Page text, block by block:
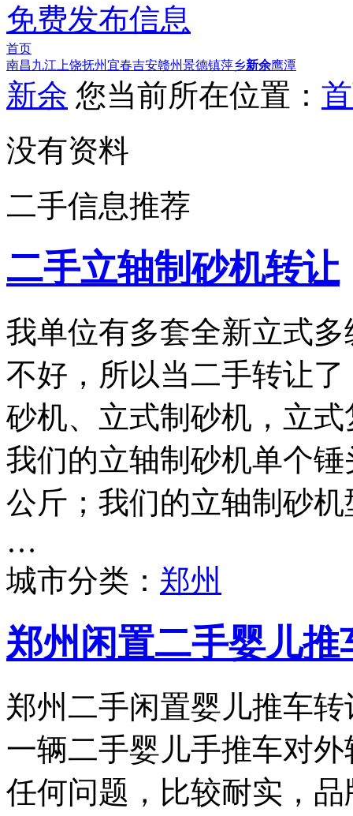
免费发布信息
首页
南昌九江 上饶抚州宜春吉安赣州景德镇萍乡新余鹰潭
新余 您当前所在位置：
没有资料
二手信息推荐
二手立轴制砂机转让
我单位有多套全新立式
不好，所以当二手转让
砂机、立式制砂机，立
我们的立轴制砂机单个
公斤；我们的立轴制砂
…
城市分类： 郑州
郑州闲置二手婴儿推
郑州二手闲置婴儿推车
一辆二手婴儿手推车对
任何问题，比较耐实，品